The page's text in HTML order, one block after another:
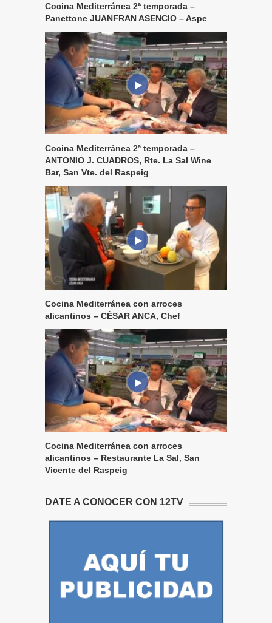
Cocina Mediterránea 2ª temporada –
Panettone JUANFRAN ASENCIO – Aspe
Cocina Mediterránea 2ª temporada –
ANTONIO J. CUADROS, Rte. La Sal Wine
Bar, San Vte. del Raspeig
Cocina Mediterránea con arroces
alicantinos – CÉSAR ANCA, Chef
Cocina Mediterránea con arroces
alicantinos – Restaurante La Sal, San
Vicente del Raspeig
DATE A CONOCER CON 12TV